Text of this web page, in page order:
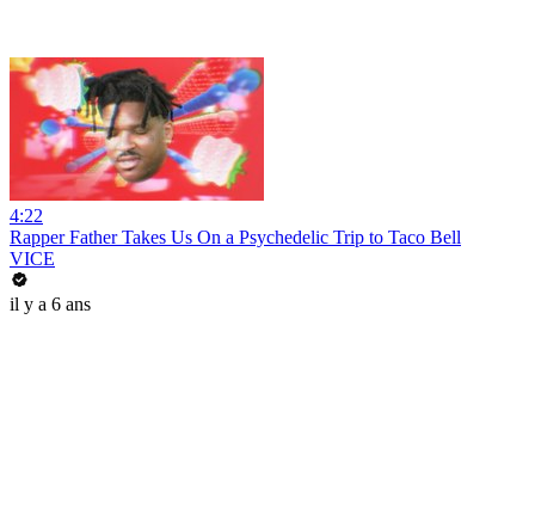
4:22
Rapper Father Takes Us On a Psychedelic Trip to Taco Bell
VICE
il y a 6 ans